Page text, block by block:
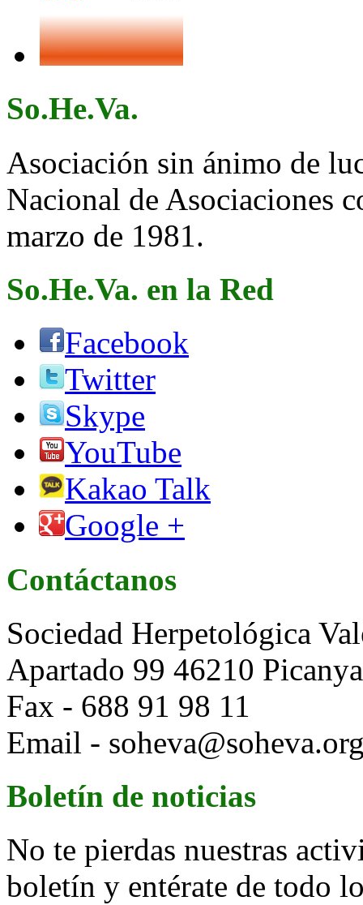
So.He.Va.
Asociación sin ánimo de
Nacional de Asociaciones
marzo de 1981.
So.He.Va. en la Red
Facebook
Twitter
Skype
YouTube
Kakao Talk
Google +
Contáctanos
Sociedad Herpetológica
Apartado 99 46210
Fax - 688 91 98 11
Email -
Boletín de noticias
No te pierdas nuestras
boletín y entérate de todo